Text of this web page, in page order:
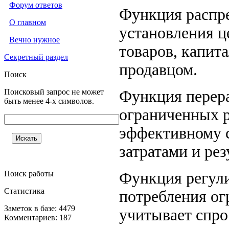
Форум ответов
О главном
Вечно нужное
Секретный раздел
Поиск
Поисковый запрос не может
быть менее 4-х символов.
Поиск работы
Статистика
Заметок в базе: 4479
Комментариев: 187
Функция
установления
товаров,
продавцом.
Функция
ограниченных
эффективному
затратами и
Функция
потребления
учитывает